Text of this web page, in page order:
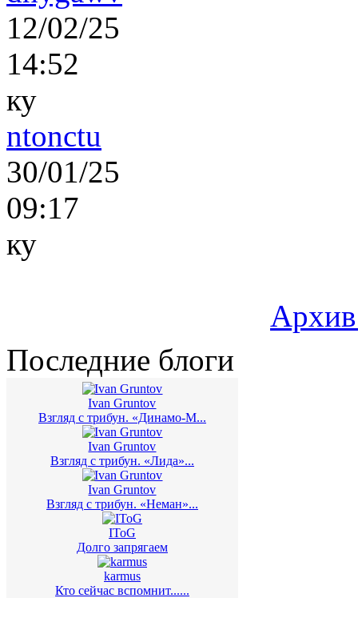
12/02/25
14:52
ку
ntonctu
30/01/25
09:17
ку
Последние блоги
Ivan Gruntov
Взгляд с трибун. «Динамо-М...
Ivan Gruntov
Взгляд с трибун. «Лида»...
Ivan Gruntov
Взгляд с трибун. «Неман»...
IToG
Долго запрягаем
karmus
Кто сейчас вспомнит......